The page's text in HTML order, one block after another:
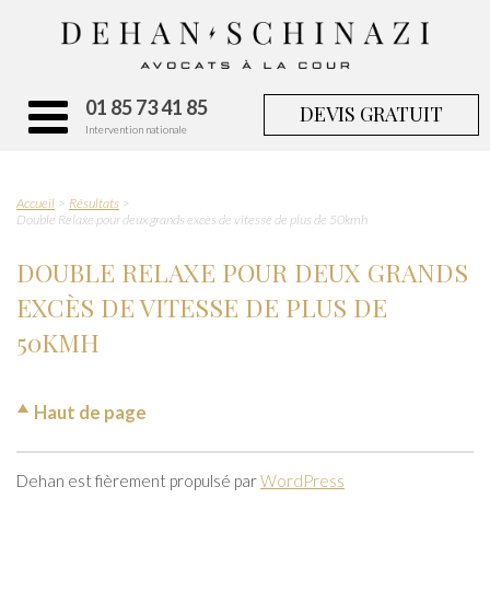
01 85 73 41 85
Intervention nationale
DEVIS GRATUIT
Accueil
Résultats
Double Relaxe pour deux grands excès de vitesse de plus de 50kmh
DOUBLE RELAXE POUR DEUX GRANDS
EXCÈS DE VITESSE DE PLUS DE
50KMH
Haut de page
Dehan est fièrement propulsé parWordPress